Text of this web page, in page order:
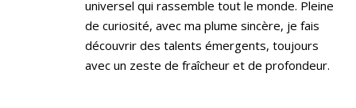
universel qui rassemble tout le monde. Pleine
de curiosité, avec ma plume sincère, je fais
découvrir des talents émergents, toujours
avec un zeste de fraîcheur et de profondeur.